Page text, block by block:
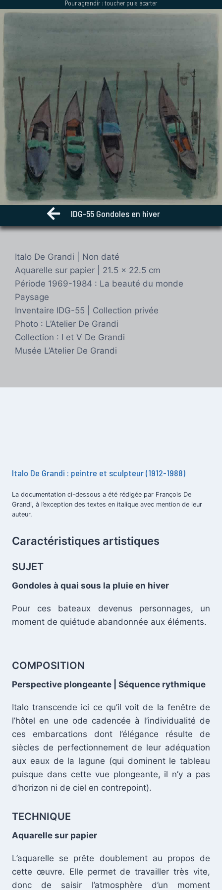
au
Pour agrandir : toucher puis écarter
IDG-55 Gondoles en hiver
Italo De Grandi | Non daté
Aquarelle sur papier | 21.5 x 22.5 cm
Période 1969-1984 : La beauté du monde
Paysage
Inventaire IDG-55 | Collection privée
Photo : L’Atelier De Grandi
Collection : I et V De Grandi
Musée L’Atelier De Grandi
Italo De Grandi : peintre et sculpteur (1912-1988)
La documentation ci-dessous a été rédigée par François De
Grandi, à l’exception des textes en italique avec mention de leur
auteur.
Caractéristiques artistiques
.
SUJET
Gondoles à quai sous la pluie en hiver
Pour ces bateaux devenus personnages, un
moment de quiétude abandonnée aux éléments.
COMPOSITION
Perspective plongeante | Séquence rythmique
Italo transcende ici ce qu’il voit de la fenêtre de
l’hôtel en une ode cadencée à l’individualité de
ces embarcations dont l’élégance résulte de
siècles de perfectionnement de leur adéquation
aux eaux de la lagune (qui dominent le tableau
puisque dans cette vue plongeante, il n’y a pas
d’horizon ni de ciel en contrepoint).
.
TECHNIQUE
Aquarelle sur papier
L’aquarelle se prête doublement au propos de
cette œuvre. Elle permet de travailler très vite,
donc de saisir l’atmosphère d’un moment